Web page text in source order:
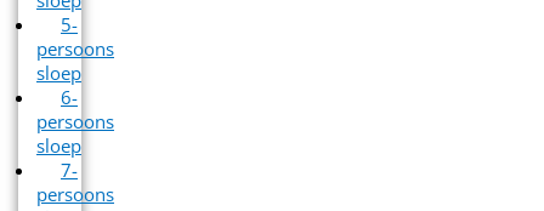
5-
persoons
sloep
6-
persoons
sloep
7-
persoons